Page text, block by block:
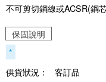
不可剪切鋼線或ACSR(鋼芯
保固說明
*
供貨狀況：
客訂品